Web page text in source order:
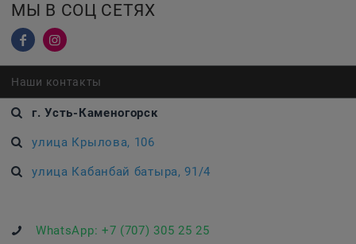
МЫ В СОЦ СЕТЯХ
Наши контакты
г. Усть-Каменогорск
улица Крылова, 106
улица Кабанбай батыра, 91/4
WhatsApp: +7 (707) 305 25 25